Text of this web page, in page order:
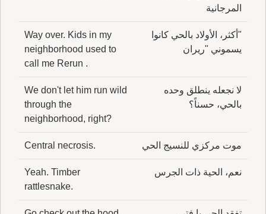
المرجانية
"أكثر، الأولاد بالحي كانوا
يسموني "ريران
Way over. Kids in my
neighborhood used to
call me Rerun .
لا نجعله ينطلق وحده
بالحي، حسناً؟
We don't let him run wild
through the
neighborhood, right?
موت مركزي للنسيج الحي Central necrosis.
نعم، الحية ذات الجرس
Yeah. Timber
rattlesnake.